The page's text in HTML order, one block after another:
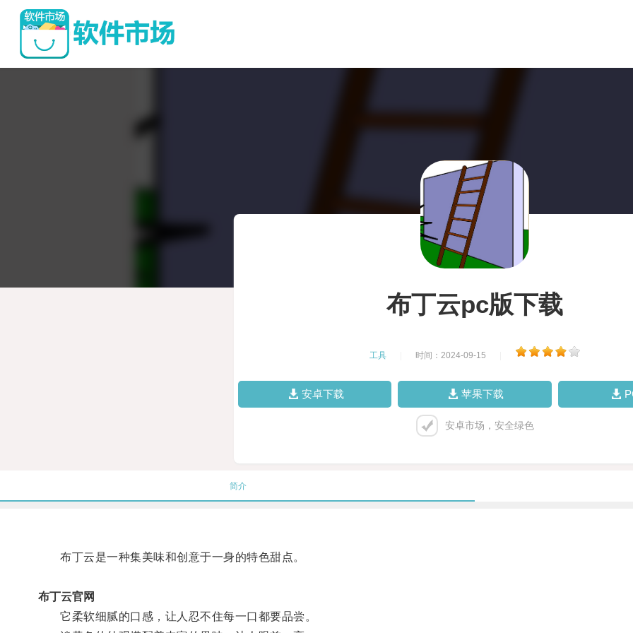
布丁云pc版下载
工具 时间：2024-09-15
安卓下载 苹果下载
安卓市场，安全绿色
简介
布丁云是一种集美味和创意于一身的特色甜点。
布丁云官网
它柔软细腻的口感，让人忍不住每一口都要品尝。